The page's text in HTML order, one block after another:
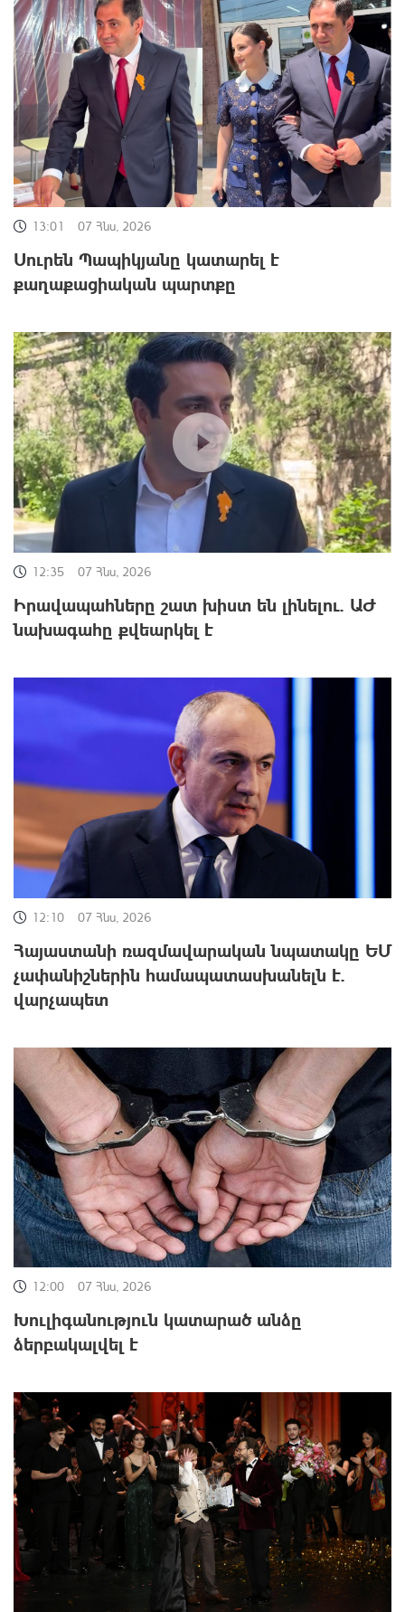
13:01 07 Հնս, 2026
Սուրեն Պապիկյանը կատարել է
քաղաքացիական պարտքը
12:35 07 Հնս, 2026
Իրավապահները շատ խիստ են լինելու. ԱԺ
նախագահը քվեարկել է
12:10 07 Հնս, 2026
Հայաստանի ռազմավարական նպատակը ԵՄ
չափանիշներին համապատասխանելն է.
վարչապետ
12:00 07 Հնս, 2026
Խուլիգանություն կատարած անձը
ձերբակալվել է